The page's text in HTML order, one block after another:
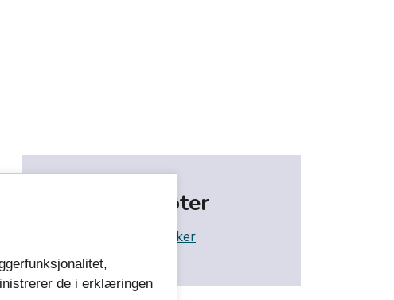
Politiske møter
Møtekalender og saker
de i erklæringen